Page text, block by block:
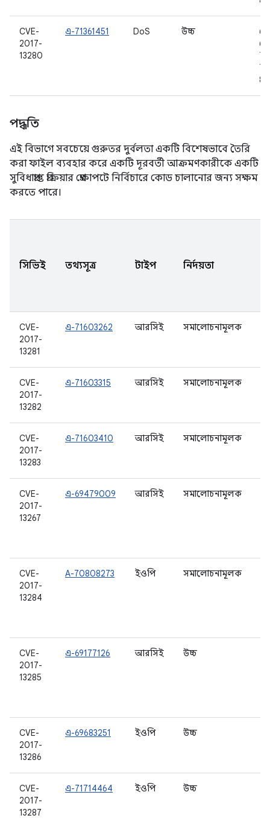
CVE-
2017-
13280
এ-71361451 DoS উচ্চ
পদ্ধতি
এই বিভাগে সবচেয়ে গুরুতর দুর্বলতা একটি বিশেষভাবে তৈরি
করা ফাইল ব্যবহার করে একটি দূরবর্তী আক্রমণকারীকে একটি
সুবিধাপ্রাপ্ত প্রক্রিয়ার প্রেক্ষাপটে নির্বিচারে কোড চালানোর জন্য সক্ষম
করতে পারে।
সিভিই তথ্যসূত্র টাইপ নির্দয়তা
CVE-
2017-
13281
এ-71603262 আরসিই সমালোচনামূলক
CVE-
2017-
13282
এ-71603315 আরসিই সমালোচনামূলক
CVE-
2017-
13283
এ-71603410 আরসিই সমালোচনামূলক
CVE-
2017-
13267
এ-69479009 আরসিই সমালোচনামূলক
CVE-
2017-
13284
A-70808273 ইওপি সমালোচনামূলক
CVE-
2017-
13285
এ-69177126 আরসিই উচ্চ
CVE-
2017-
13286
এ-69683251 ইওপি উচ্চ
CVE-
2017-
13287
এ-71714464 ইওপি উচ্চ